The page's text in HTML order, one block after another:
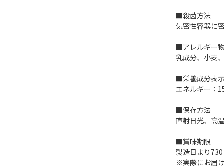
■殺菌方法
気密性容器に
■アレルギー
乳成分、小麦
■栄養成分表
エネルギー：
■保存方法
直射日光、高
■賞味期限
製造日より
※実際にお届